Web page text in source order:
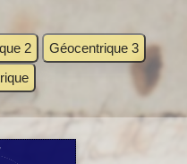
2
Géocentrique 3